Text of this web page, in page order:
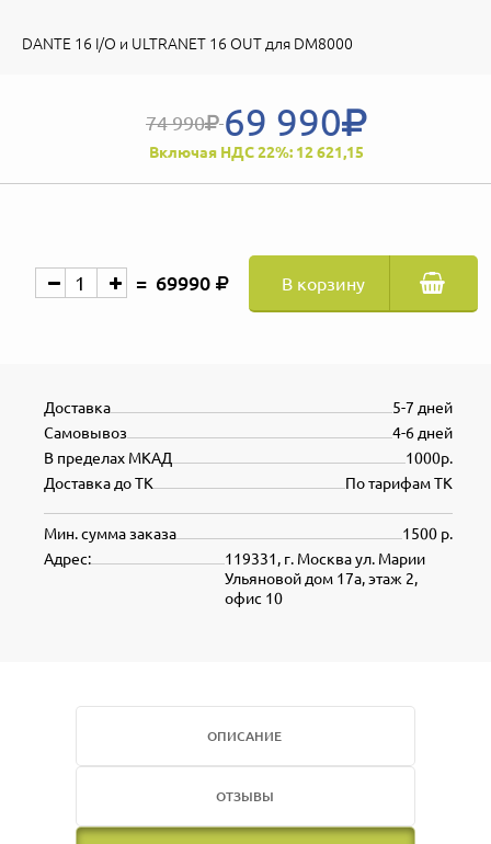
DANTE 16 I/O и ULTRANET 16 OUT для DM8000
74 990 69 990
Включая НДС 22%: 12 621,15
69990 В корзину
5-7 дней
Доставка
4-6 дней
Самовывоз
1000р.
В пределах МКАД
По тарифам ТК
Доставка до ТК
1500 р.
Мин. сумма заказа
119331, г. Москва ул. Марии
Ульяновой дом 17а, этаж 2,
офис 10
Адрес:
ОПИСАНИЕ
ОТЗЫВЫ